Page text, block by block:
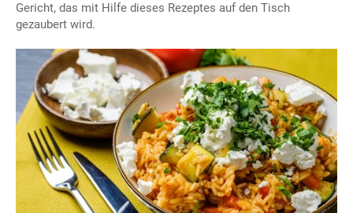
Gericht, das mit Hilfe dieses Rezeptes auf den Tisch
gezaubert wird.